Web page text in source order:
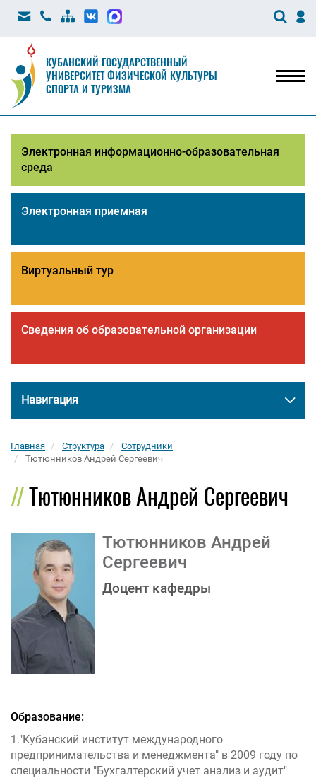
КУБАНСКИЙ ГОСУДАРСТВЕННЫЙ
УНИВЕРСИТЕТ ФИЗИЧЕСКОЙ КУЛЬТУРЫ
СПОРТА И ТУРИЗМА
Электронная информационно-образовательная
среда
Электронная приемная
Виртуальный тур
Сведения об образовательной организации
Навигация
Главная Структура
Сотрудники
Тютюнников Андрей Сергеевич
Тютюнников Андрей Сергеевич
Тютюнников Андрей
Сергеевич
Доцент кафедры
Образование:
1."Кубанский институт международного
предпринимательства и менеджмента" в 2009 году по
специальности "Бухгалтерский учет анализ и аудит"